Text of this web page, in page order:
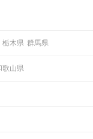
ままさに楽しいことを探し
栃木県 群馬県
歌山県